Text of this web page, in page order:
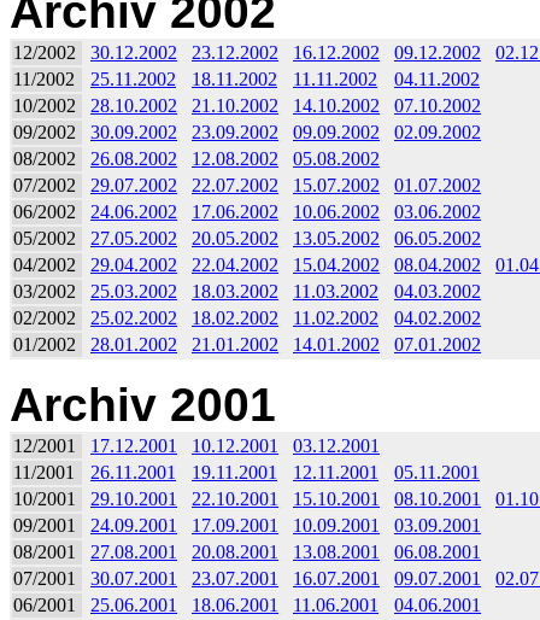
Archiv 2002
12/2002 30.12.2002 23.12.2002 16.12.2002 09.12.2002
11/2002
25.11.2002 18.11.2002 11.11.2002
04.11.2002
10/2002
28.10.2002 21.10.2002 14.10.2002
07.10.2002
09/2002
30.09.2002 23.09.2002 09.09.2002
02.09.2002
08/2002
26.08.2002 12.08.2002
05.08.2002
07/2002
29.07.2002 22.07.2002 15.07.2002
01.07.2002
06/2002
24.06.2002 17.06.2002 10.06.2002
03.06.2002
05/2002
27.05.2002 20.05.2002 13.05.2002
06.05.2002
04/2002
29.04.2002 22.04.2002 15.04.2002 08.04.2002
03/2002
25.03.2002 18.03.2002 11.03.2002
04.03.2002
02/2002
25.02.2002 18.02.2002 11.02.2002
04.02.2002
01/2002
28.01.2002 21.01.2002 14.01.2002 07.01.2002
Archiv 2001
12/2001 17.12.2001 10.12.2001
03.12.2001
11/2001
26.11.2001 19.11.2001 12.11.2001
05.11.2001
10/2001
29.10.2001 22.10.2001 15.10.2001 08.10.2001
09/2001
24.09.2001 17.09.2001 10.09.2001
03.09.2001
08/2001
27.08.2001 20.08.2001 13.08.2001
06.08.2001
07/2001
30.07.2001 23.07.2001 16.07.2001 09.07.2001
06/2001
25.06.2001 18.06.2001 11.06.2001
04.06.2001